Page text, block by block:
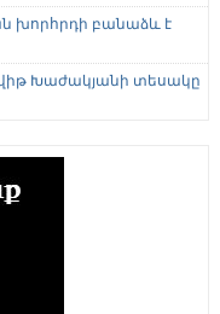
խորհրդի բանաձև է
Խաժակյանի տեսակը